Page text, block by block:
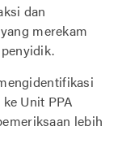
dan
merekam
Unit PPA
lebih